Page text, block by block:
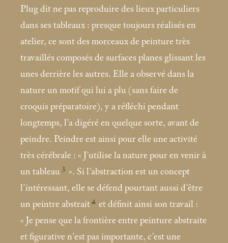
Plug dit ne pas reproduire des lieux particuliers
dans ses tableaux : presque toujours réalisés en
atelier, ce sont des morceaux de peinture très
travaillés composés de surfaces planes glissant les
unes derrière les autres. Elle a observé dans la
nature un motif qui lui a plu (sans faire de
croquis préparatoire), y a réfléchi pendant
longtemps, l’a digéré en quelque sorte, avant de
peindre. Peindre est ainsi pour elle une activité
très cérébrale : « J’utilise la nature pour en venir à
un tableau 3 ». Si l’abstraction est un concept
l’intéressant, elle se défend pourtant aussi d’être
un peintre abstrait4 et définit ainsi son travail :
« Je pense que la frontière entre peinture abstraite
et figurative n’est pas importante, c’est une